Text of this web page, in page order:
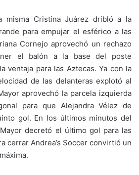
misma Cristina Juárez dribló a la
para empujar el esférico a las
Cornejo aprovechó un rechazo
el balón a la base del poste
ventaja para las Aztecas. Ya con la
de las delanteras explotó al
aprovechó la parcela izquierda
para que Alejandra Vélez de
gol. En los últimos minutos del
decretó el último gol para las
cerrar Andrea’s Soccer convirtió un